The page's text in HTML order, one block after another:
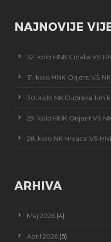
NAJNOVIJE
32. kolo HNK Cibalia VS
31. kolo HNK Orijent VS NK
30. kolo NK Dubrava Tim
29. kolo HNK Orijent VS
28. kolo NK Hrvace VS
ARHIVA
Maj 2026 (4)
April 2026 (5)